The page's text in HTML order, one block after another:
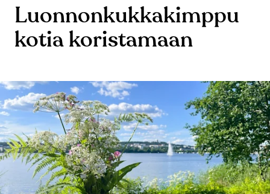
Luonnonkukkakimppu
kotia koristamaan